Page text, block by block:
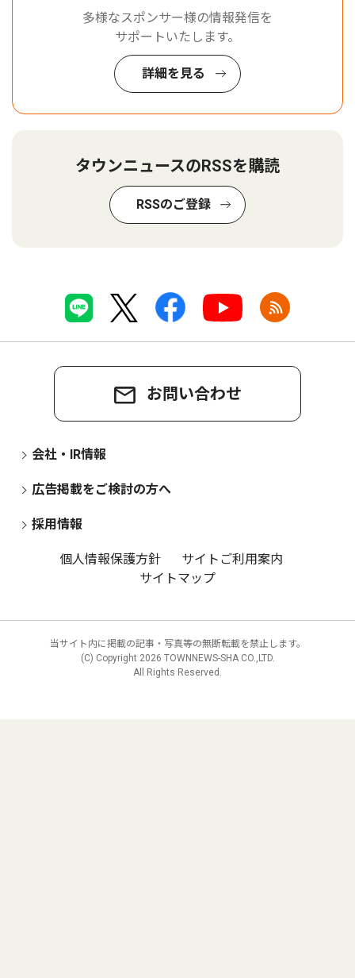
多様なスポンサー様の情報発信を
サポートいたします。
詳細を見る
タウンニュースのRSSを購読
RSSのご登録
お問い合わせ
会社・IR情報
広告掲載をご検討の方へ
採用情報
個人情報保護方針
サイトご利用案内
サイトマップ
当サイト内に掲載の記事・写真等の無断転載を禁止します。
(C) Copyright 2026 TOWNNEWS-SHA CO.,LTD.
All Rights Reserved.